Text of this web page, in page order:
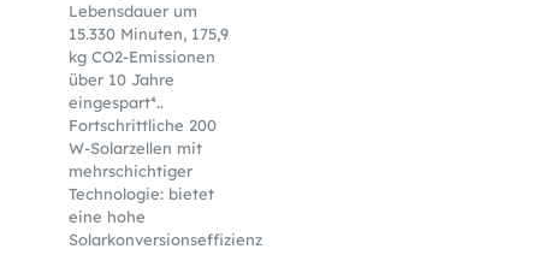
Lebensdauer um
15.330 Minuten, 175,9
kg CO2-Emissionen
über 10 Jahre
eingespart⁴..
Fortschrittliche 200
W-Solarzellen mit
mehrschichtiger
Technologie: bietet
eine hohe
Solarkonversionseffizienz